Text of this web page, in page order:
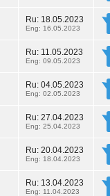
Ru: 18.05.2023
Eng: 16.05.2023
Ru: 11.05.2023
Eng: 09.05.2023
Ru: 04.05.2023
Eng: 02.05.2023
Ru: 27.04.2023
Eng: 25.04.2023
Ru: 20.04.2023
Eng: 18.04.2023
Ru: 13.04.2023
Eng: 11.04.2023